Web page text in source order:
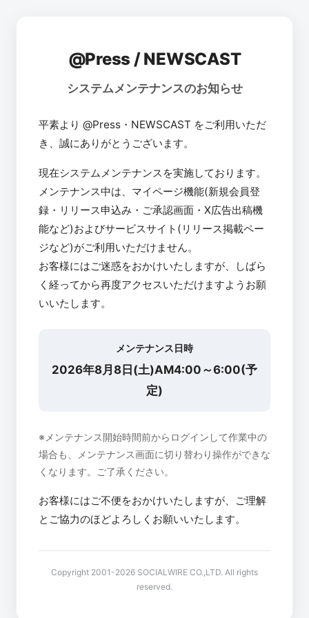
@Press / NEWSCAST
システムメンテナンスのお知らせ
平素より @Press・NEWSCAST をご利用いただ
き、誠にありがとうございます。
現在システムメンテナンスを実施しております。
メンテナンス中は、マイページ機能(新規会員登
録・リリース申込み・ご承認画面・X広告出稿機
能など)およびサービスサイト(リリース掲載ペー
ジなど)がご利用いただけません。
お客様にはご迷惑をおかけいたしますが、しばら
く経ってから再度アクセスいただけますようお願
いいたします。
メンテナンス日時
2026年8月8日(土)AM4:00～6:00(予
定)
※メンテナンス開始時間前からログインして作業中の
場合も、メンテナンス画面に切り替わり操作ができな
くなります。ご了承ください。
お客様にはご不便をおかけいたしますが、ご理解
とご協力のほどよろしくお願いいたします。
Copyright 2001-2026 SOCIALWIRE CO.,LTD. All rights
reserved.